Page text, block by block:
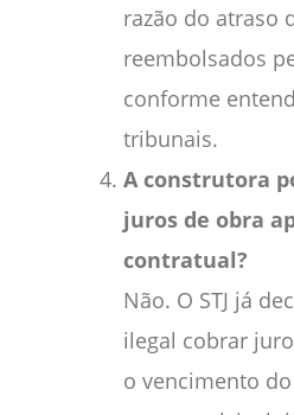
razão do atraso
reembolsados
conforme
tribunais.
A construtora
juros de obra
contratual?
Não. O STJ já
ilegal cobrar
o vencimento